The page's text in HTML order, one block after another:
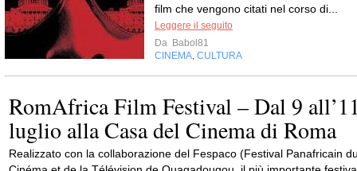
film che vengono citati nel corso di...
Leggere il seguito
Da Babol81
CINEMA CULTURA
RomAfrica Film Festival – Dal 9
luglio alla Casa del Cinema di Roma
Realizzato con la collaborazione del Fespaco (Festival Panafricain